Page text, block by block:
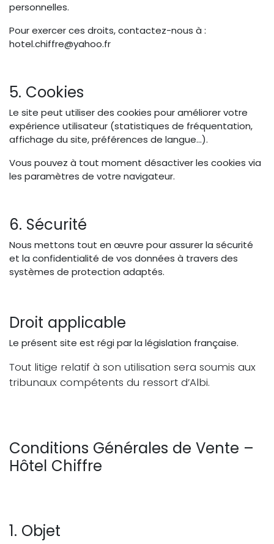
personnelles.
Pour exercer ces droits, contactez-nous à :
hotel.chiffre@yahoo.fr
5. Cookies
Le site peut utiliser des cookies pour améliorer votre
expérience utilisateur (statistiques de fréquentation,
affichage du site, préférences de langue...).
Vous pouvez à tout moment désactiver les cookies via
les paramètres de votre navigateur.
6. Sécurité
Nous mettons tout en œuvre pour assurer la sécurité
et la confidentialité de vos données à travers des
systèmes de protection adaptés.
Droit applicable
Le présent site est régi par la législation française.
Tout litige relatif à son utilisation sera soumis aux
tribunaux compétents du ressort d’Albi.
Conditions Générales de Vente –
Hôtel Chiffre
1. Objet